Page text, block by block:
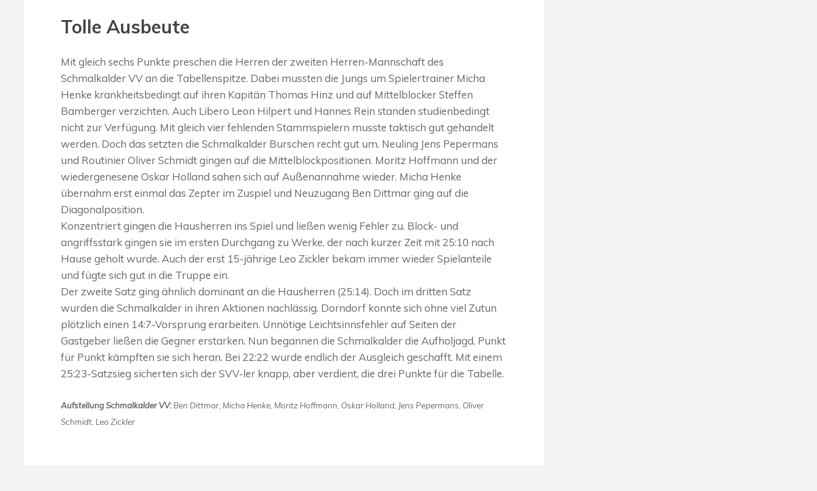
Tolle Ausbeute
Mit gleich sechs Punkte preschen die Herren der zweiten Herren-Mannschaft des
Schmalkalder VV an die Tabellenspitze. Dabei mussten die Jungs um Spielertrainer Micha
Henke krankheitsbedingt auf ihren Kapitän Thomas Hinz und auf Mittelblocker Steffen
Bamberger verzichten. Auch Libero Leon Hilpert und Hannes Rein standen studienbedingt
nicht zur Verfügung. Mit gleich vier fehlenden Stammspielern musste taktisch gut gehandelt
werden. Doch das setzten die Schmalkalder Burschen recht gut um. Neuling Jens Pepermans
und Routinier Oliver Schmidt gingen auf die Mittelblockpositionen. Moritz Hoffmann und der
wiedergenesene Oskar Holland sahen sich auf Außenannahme wieder. Micha Henke
übernahm erst einmal das Zepter im Zuspiel und Neuzugang Ben Dittmar ging auf die
Diagonalposition.
Konzentriert gingen die Hausherren ins Spiel und ließen wenig Fehler zu. Block- und
angriffsstark gingen sie im ersten Durchgang zu Werke, der nach kurzer Zeit mit 25:10 nach
Hause geholt wurde. Auch der erst 15-jährige Leo Zickler bekam immer wieder Spielanteile
und fügte sich gut in die Truppe ein.
Der zweite Satz ging ähnlich dominant an die Hausherren (25:14). Doch im dritten Satz
wurden die Schmalkalder in ihren Aktionen nachlässig. Dorndorf konnte sich ohne viel Zutun
plötzlich einen 14:7-Vorsprung erarbeiten. Unnötige Leichtsinnsfehler auf Seiten der
Gastgeber ließen die Gegner erstarken. Nun begannen die Schmalkalder die Aufholjagd. Punkt
für Punkt kämpften sie sich heran. Bei 22:22 wurde endlich der Ausgleich geschafft. Mit einem
25:23-Satzsieg sicherten sich der SVV-ler knapp, aber verdient, die drei Punkte für die Tabelle.
Aufstellung Schmalkalder VV: Ben Dittmar, Micha Henke, Moritz Hoffmann, Oskar Holland, Jens Pepermans, Oliver
Schmidt, Leo Zickler